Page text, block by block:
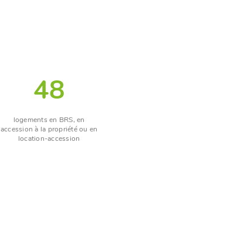
48
logements en BRS, en
accession à la propriété ou en
location-accession